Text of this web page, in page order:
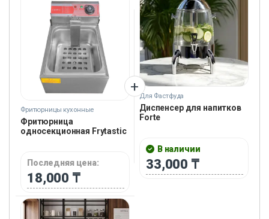
Фритюрницы кухонные
Фритюрница
односекционная Frytastic
Последняя цена:
18,000 ₸
Для Фастфуда
Диспенсер для напитков
Forte
В наличии
33,000 ₸